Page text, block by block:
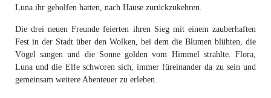
Luna ihr geholfen hatten, nach Hause zurückzukehren.
Die drei neuen Freunde feierten ihren Sieg mit einem zauberhaften
Fest in der Stadt über den Wolken, bei dem die Blumen blühten, die
Vögel sangen und die Sonne golden vom Himmel strahlte. Flora,
Luna und die Elfe schworen sich, immer füreinander da zu sein und
gemeinsam weitere Abenteuer zu erleben.